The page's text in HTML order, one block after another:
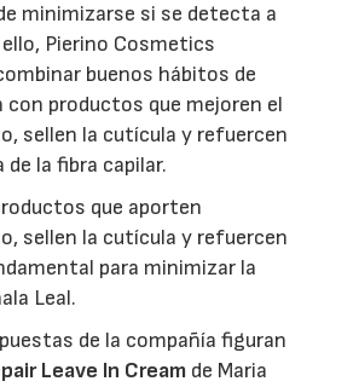
minimizarse si se detecta a
Pierino Cosmetics
buenos hábitos de
con productos que mejoren el
sellen la cutícula y refuercen
la fibra capilar.
que aporten
sellen la cutícula y refuercen
para minimizar la
Leal.
de la compañía figuran
Leave In Cream de Maria